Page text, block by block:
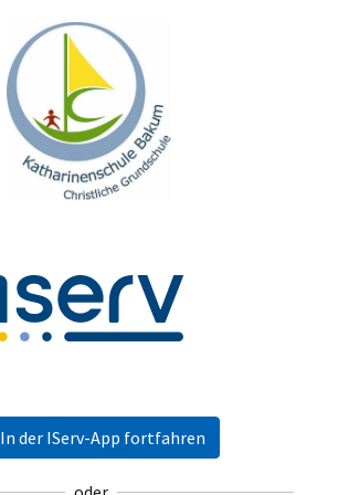
In der IServ-App fortfahren